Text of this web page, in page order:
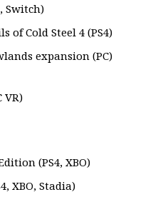
Switch)
of Cold Steel 4 (PS4)
expansion (PC)
VR)
(PS4, XBO)
XBO, Stadia)